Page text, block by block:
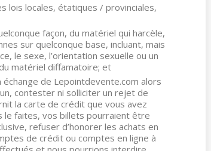
lois locales, étatiques / provinciales,
façon, du matériel qui harcèle,
sur quelconque base, incluant, mais
le sexe, l’orientation sexuelle ou un
matériel diffamatoire; et
de Lepointdevente.com alors
contester ni solliciter un rejet de
la carte de crédit que vous avez
le faites, vos billets pourraient être
refuser d’honorer les achats en
de crédit ou comptes en ligne à